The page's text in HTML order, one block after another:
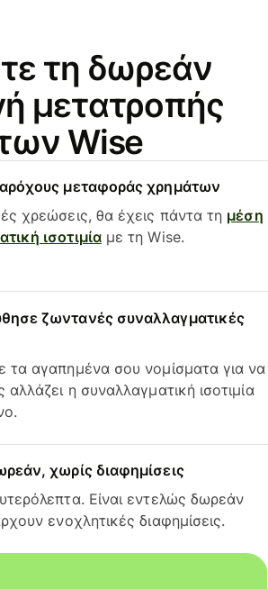
τη δωρεάν
μετατροπής
Wise
μεταφοράς χρημάτων
χρεώσεις, θα έχεις πάντα τη μέση
ισοτιμίαμε τη Wise.
ζωντανές συναλλαγματικές
τα αγαπημένα σου νομίσματα για να
αλλάζει η συναλλαγματική ισοτιμία
χωρίς διαφημίσεις
Είναι εντελώς δωρεάν
ενοχλητικές διαφημίσεις.